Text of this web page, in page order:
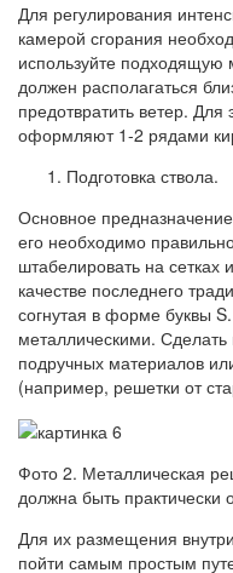
Для регулирования
камерой сгорания
используйте подходящую
должен располагаться
предотвратить ветер. Для
оформляют 1-2 рядами
Подготовка ствола.
Основное
его необходимо
штабелировать на
качестве последнего
согнутая в форме буквы
металлическими.
подручных материалов
(например, решетки от
Фото 2. Металлическая
должна быть практически
Для их размещения
пойти самым простым